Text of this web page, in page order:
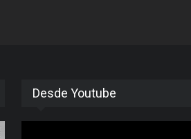
Desde Youtube